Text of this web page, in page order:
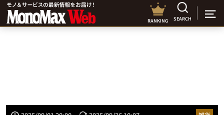
RANKING SEARCH